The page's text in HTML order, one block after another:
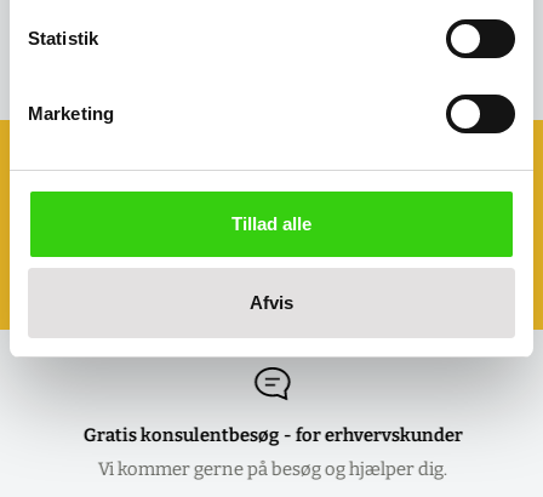
Statistik
Marketing
Tillad alle
Afvis
vores produkter?
Gratis konsulentbesøg - for erhvervskunder
Vi kommer gerne på besøg og hjælper dig.